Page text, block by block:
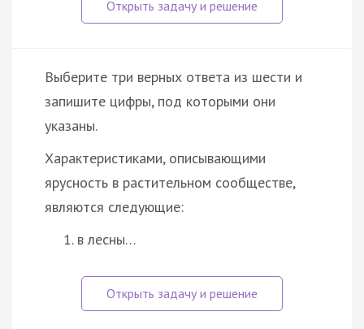
Выберите три верных ответа из шести и
запишите цифры, под которыми они
указаны.
Характеристиками, описывающими
ярусность в растительном сообществе,
являются следующие:
в лесны…